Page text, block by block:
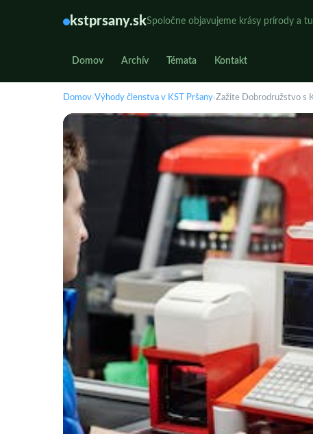
kstprsany.skSpoločne objavujeme krásy prírody a
Domov Archív Témata Kontakt
Domov›Výhody členstva v KST Pršany›Zažite Dobrodružstvo s